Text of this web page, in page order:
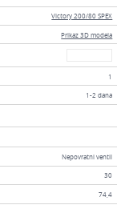
Victory 200/80 SPEX
Prikaz 3D modela
1
1-2 dana
Nepovratni ventil
30
74,4